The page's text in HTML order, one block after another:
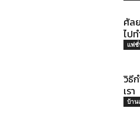
ศัล
ไป
แฟชั่
วิธี
เรา
บ้าน